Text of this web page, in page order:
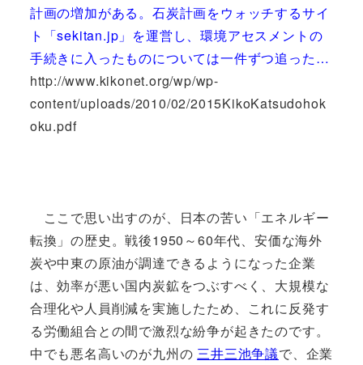
計画の増加がある。石炭計画をウォッチするサイ
ト「sekitan.jp」を運営し、環境アセスメントの
手続きに入ったものについては一件ずつ追った…
http://www.kikonet.org/wp/wp-
content/uploads/2010/02/2015KikoKatsudohok
oku.pdf
ここで思い出すのが、日本の苦い「エネルギー
転換」の歴史。戦後1950～60年代、安価な海外
炭や中東の原油が調達できるようになった企業
は、効率が悪い国内炭鉱をつぶすべく、大規模な
合理化や人員削減を実施したため、これに反発す
る労働組合との間で激烈な紛争が起きたのです。
中でも悪名高いのが九州の三井三池争議で、企業